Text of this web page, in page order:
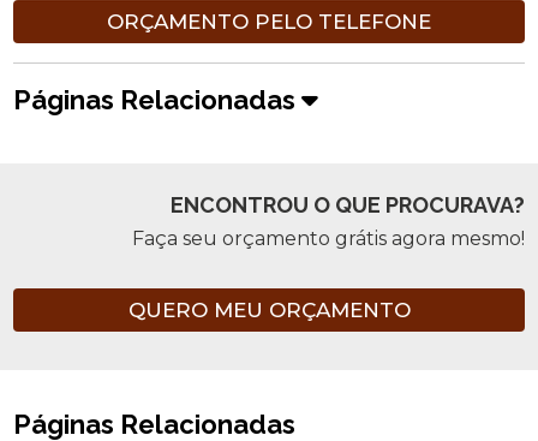
ORÇAMENTO PELO TELEFONE
Páginas Relacionadas
ENCONTROU O QUE PROCURAVA?
Faça seu orçamento grátis agora mesmo!
QUERO MEU ORÇAMENTO
Páginas Relacionadas